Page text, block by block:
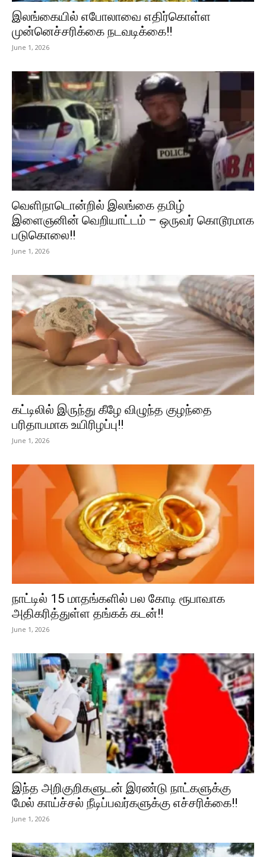
இலங்கையில் எபோலாவை எதிர்கொள்ள
முன்னெச்சரிக்கை நடவடிக்கை!!
June 1, 2026
வெளிநாடொன்றில் இலங்கை தமிழ்
இளைஞனின் வெறியாட்டம் – ஒருவர் கொடூரமாக
படுகொலை!!
June 1, 2026
கட்டிலில் இருந்து கீழே விழுந்த குழந்தை
பரிதாபமாக உயிரிழப்பு!!
June 1, 2026
நாட்டில் 15 மாதங்களில் பல கோடி ரூபாவாக
அதிகரித்துள்ள தங்கக் கடன்!!
June 1, 2026
இந்த அறிகுறிகளுடன் இரண்டு நாட்களுக்கு
மேல் காய்ச்சல் நீடிப்பவர்களுக்கு எச்சரிக்கை!!
June 1, 2026